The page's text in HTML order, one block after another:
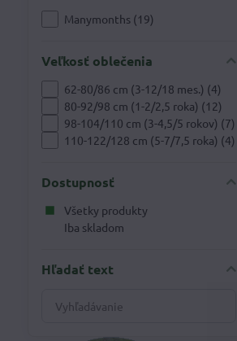
Manymonths (19)
Veľkosť oblečenia
62-80/86 cm (3-12/18 mes.) (4)
80-92/98 cm (1-2/2,5 roka) (12)
98-104/110 cm (3-4,5/5 rokov) (7)
110-122/128 cm (5-7/7,5 roka) (4)
Dostupnosť
Všetky produkty
Iba skladom
Hľadať text
Prehľadať
výsledky